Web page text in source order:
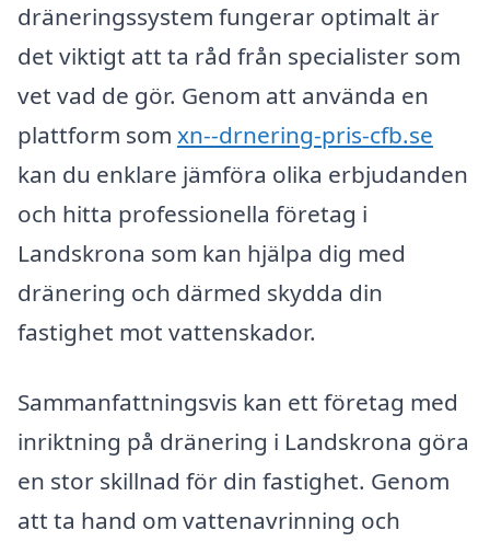
dräneringssystem fungerar optimalt är
det viktigt att ta råd från specialister som
vet vad de gör. Genom att använda en
plattform som xn--drnering-pris-cfb.se
kan du enklare jämföra olika erbjudanden
och hitta professionella företag i
Landskrona som kan hjälpa dig med
dränering och därmed skydda din
fastighet mot vattenskador.
Sammanfattningsvis kan ett företag med
inriktning på dränering i Landskrona göra
en stor skillnad för din fastighet. Genom
att ta hand om vattenavrinning och